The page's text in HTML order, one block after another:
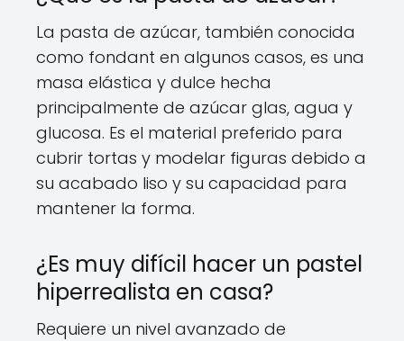
La pasta de azúcar, también conocida
como fondant en algunos casos, es una
masa elástica y dulce hecha
principalmente de azúcar glas, agua y
glucosa. Es el material preferido para
cubrir tortas y modelar figuras debido a
su acabado liso y su capacidad para
mantener la forma.
¿Es muy difícil hacer un pastel
hiperrealista en casa?
Requiere un nivel avanzado de